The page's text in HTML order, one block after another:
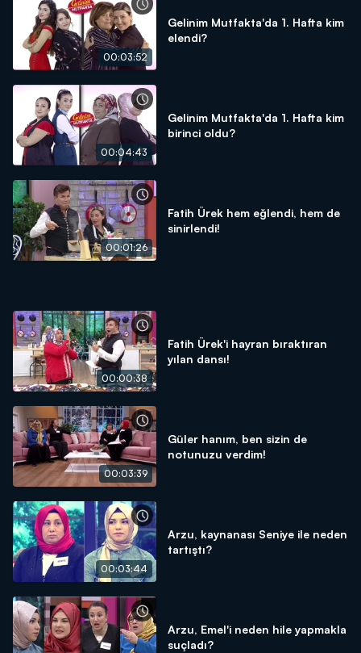
00:03:52
Gelinim Mutfakta'da 1. Hafta kim
elendi?
00:04:43
Gelinim Mutfakta'da 1. Hafta kim
birinci oldu?
00:01:26
Fatih Ürek hem eğlendi, hem de
sinirlendi!
00:00:38
Fatih Ürek'i hayran bıraktıran
yılan dansı!
00:03:39
Güler hanım, ben sizin de
notunuzu verdim!
00:03:44
Arzu, kaynanası Seniye ile neden
tartıştı?
Arzu, Emel'i neden hile yapmakla
suçladı?